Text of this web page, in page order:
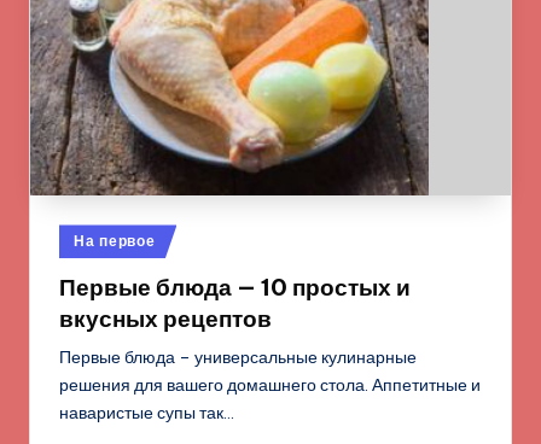
Опубликовано
в
На первое
Первые блюда — 10 простых и
вкусных рецептов
Первые блюда – универсальные кулинарные
решения для вашего домашнего стола. Аппетитные и
наваристые супы так…